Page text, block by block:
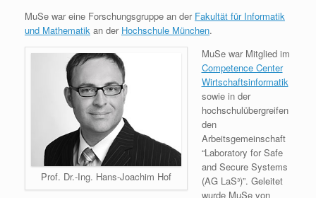
MuSe war eine Forschungsgruppe an der Fakultät für Informatik
und Mathematik an der Hochschule München.
Prof. Dr.-Ing. Hans-Joachim Hof
MuSe war Mitglied im
Competence Center
Wirtschaftsinformatik
sowie in der
hochschulübergreifen
den
Arbeitsgemeinschaft
“Laboratory for Safe
and Secure Systems
(AG LaS³)”. Geleitet
wurde MuSe von